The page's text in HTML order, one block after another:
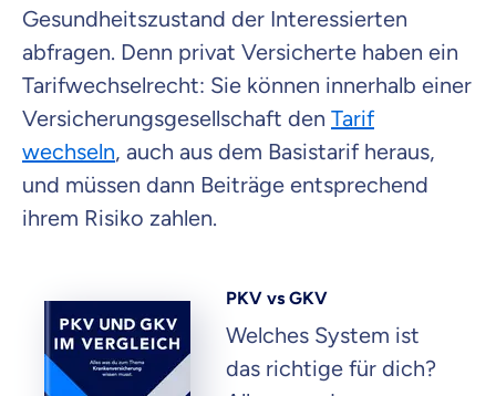
Gesundheitszustand der Interessierten
abfragen. Denn privat Versicherte haben ein
Tarifwechselrecht: Sie können innerhalb einer
Versicherungsgesellschaft den Tarif
wechseln, auch aus dem Basistarif heraus,
und müssen dann Beiträge entsprechend
ihrem Risiko zahlen.
PKV vs GKV
Welches System ist
das richtige für dich?